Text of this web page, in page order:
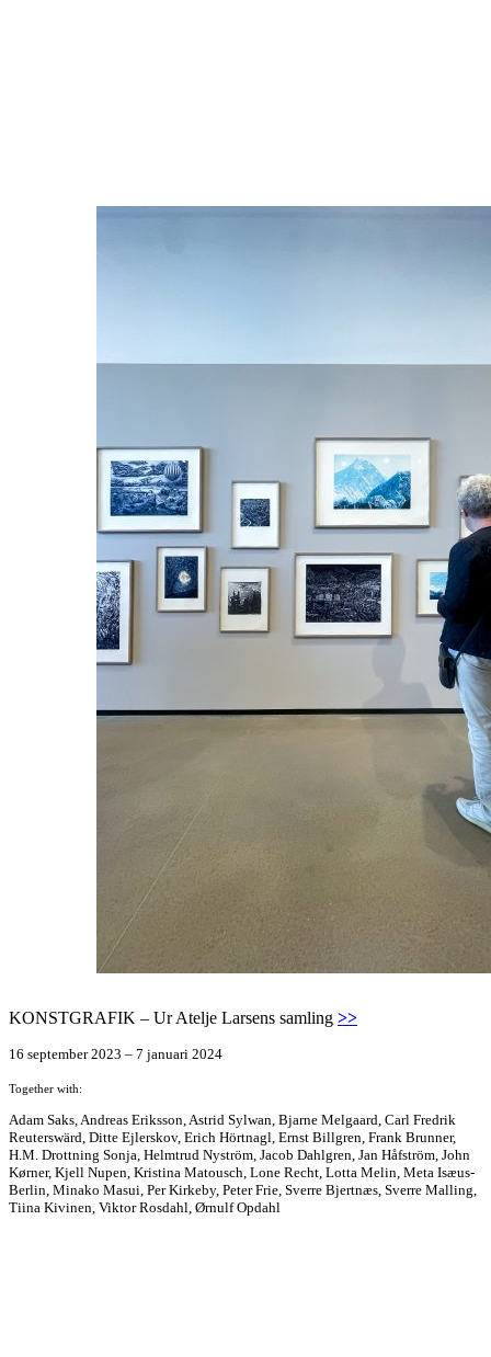
KONSTGRAFIK – Ur Atelje Larsens samling >>
16 september 2023 – 7 januari 2024
Together with:
Adam Saks, Andreas Eriksson, Astrid Sylwan, Bjarne Melgaard, Carl Fredrik
Reuterswärd, Ditte Ejlerskov, Erich Hörtnagl, Ernst Billgren, Frank Brunner,
H.M. Drottning Sonja, Helmtrud Nyström, Jacob Dahlgren, Jan Håfström, John
Kørner, Kjell Nupen, Kristina Matousch, Lone Recht, Lotta Melin, Meta Isæus-
Berlin, Minako Masui, Per Kirkeby, Peter Frie, Sverre Bjertnæs, Sverre Malling,
Tiina Kivinen, Viktor Rosdahl, Ørnulf Opdahl